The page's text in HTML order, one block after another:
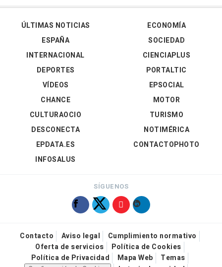
ÚLTIMAS NOTICIAS
ESPAÑA
INTERNACIONAL
DEPORTES
VÍDEOS
ECONOMÍA
SOCIEDAD
CIENCIAPLUS
PORTALTIC
EPSOCIAL
CHANCE
CULTURAOCIO
DESCONECTA
EPDATA.ES
INFOSALUS
MOTOR
TURISMO
NOTIMÉRICA
CONTACTOPHOTO
SÍGUENOS
Contacto Aviso legal
Cumplimiento normativo
Oferta de servicios
Política de Cookies
Política de Privacidad
Mapa Web
Temas